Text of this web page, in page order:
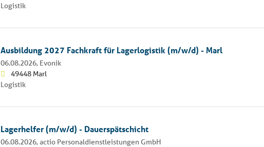
Logistik
Ausbildung 2027 Fachkraft für Lagerlogistik (m/w/d) - Marl
06.08.2026, Evonik
49448 Marl
Logistik
Lagerhelfer (m/w/d) - Dauerspätschicht
06.08.2026,actio Personaldienstleistungen GmbH